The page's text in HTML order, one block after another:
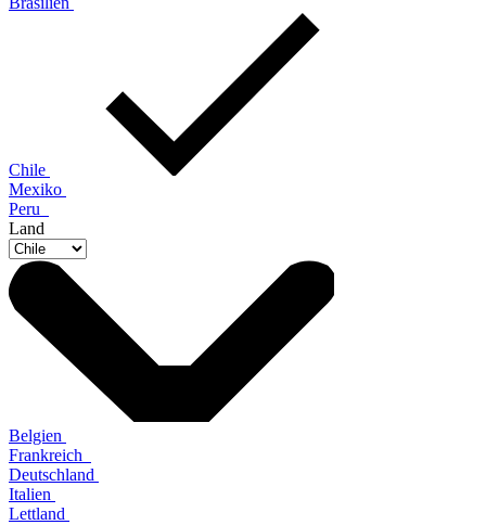
Chile
Mexiko
Peru
Land
Belgien
Frankreich
Deutschland
Italien
Lettland